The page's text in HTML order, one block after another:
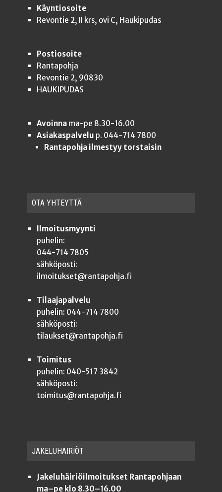
Käyntiosoite
Revontie 2, II krs, ovi C, Haukipudas
Postiosoite
Rantapohja
Revontie 2, 90830
HAUKIPUDAS
Avoinnama-pe 8.30-16.00
Asiakaspalvelu p. 044-714 7800
Rantapohja ilmestyy torstaisin
OTA YHTEYT­TÄ
Ilmoitusmyynti
puhelin:
044-714 7805
sähköposti:
ilmoitukset@rantapohja.fi
Tilaajapalvelu
puhelin: 044-714 7800
sähköposti:
tilaukset@rantapohja.fi
Toimitus
puhelin: 040-517 3842
sähköposti:
toimitus@rantapohja.fi
JAKE­LU­HÄI­RIÖT
Jakeluhäiriöilmoitukset Rantapohjaan
ma–pe klo 8.30–16.00